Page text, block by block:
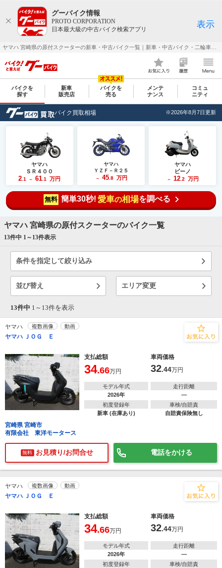
グーバイク情報
PROTO CORPORATION
日本最大級の中古バイク検索アプリ
表示
バイクを
探す
新車
販売店
バイクを
売る
メンテ
ナンス
コミュ
ニティ
バイク買取相場 ※2026年8月7日更新
ヤマハ
ＳＲ４００
2 .1 ～ 61 .1 万円
ヤマハ
ＹＺＦ－Ｒ２５
～ 45.8 万円
ヤマハ
ビーノ
～ 12.2 万円
無料 簡単30秒! 愛車の相場を調べる
ヤマハ 宮崎県の原付スクーターのバイク一覧
13件中 1～ 13件表示
条件を指定して絞り込み
並び替え エリア変更
13件中 1～ 13件を表示
ヤマハ 複数画像 動画
ヤマハ ＪＯＧ Ｅ
支払総額 車両価格
34.66万円 32.44万円
モデル年式
2026年
走行距離
―
初度登録年
新車 (在庫あり)
車検/自賠責
自賠責保険無し
宮崎県 宮崎市
有限会社 東洋モータース
無料 お見積り/お問合せ 電話をかける
ヤマハ 複数画像 動画
ヤマハ ＪＯＧ Ｅ
支払総額 車両価格
34.66万円 32.44万円
モデル年式
2026年
走行距離
―
初度登録年
車検/自賠責